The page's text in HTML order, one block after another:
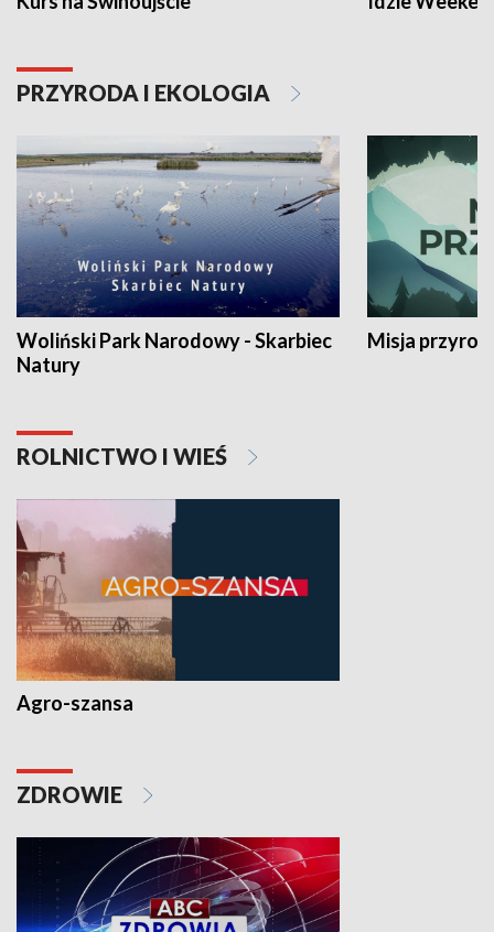
PRZYRODA I EKOLOGIA
Woliński Park Narodowy - Skarbiec
Natury
Misja
ROLNICTWO I WIEŚ
Agro-szansa
ZDROWIE